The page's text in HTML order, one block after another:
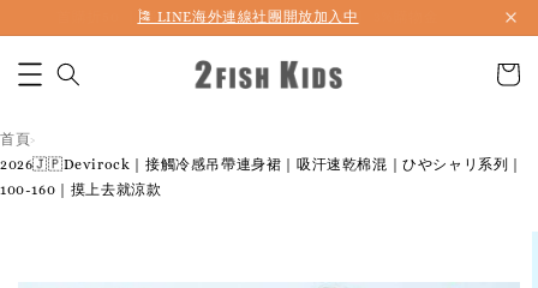
首購折50 ｜ 滿1,500 免運 ｜ 滿2,900 折140 ｜ 3%購物金
首頁›
2026🇯🇵Devirock｜接觸冷感吊帶連身裙｜吸汗速乾棉混｜ひやシャリ系列｜
100-160｜摸上去就涼款